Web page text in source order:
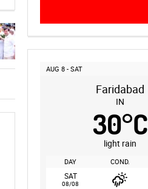
AUG 8 - SAT
Faridabad
IN
30°C
light rain
DAY COND.
SAT
08/08